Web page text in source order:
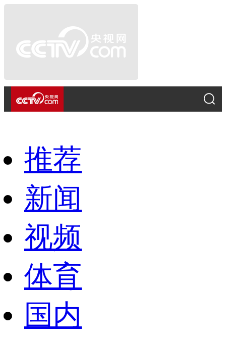
推荐
新闻
视频
体育
国内